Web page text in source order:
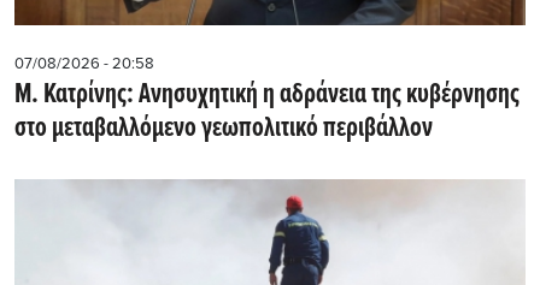
07/08/2026 - 20:58
Μ. Κατρίνης: Ανησυχητική η αδράνεια της κυβέρνησης
στο μεταβαλλόμενο γεωπολιτικό περιβάλλον